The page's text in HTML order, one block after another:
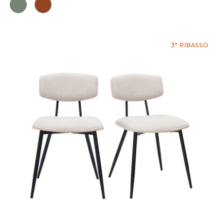
3° RIBASSO